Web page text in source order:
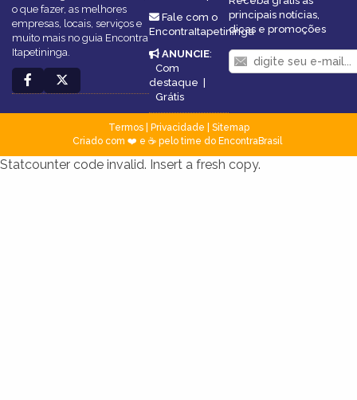
o que fazer, as melhores
empresas, locais, serviços e
muito mais no guia Encontra
Itapetininga.
Fale com o
EncontraItapetininga
ANUNCIE:
Com
destaque
Grátis
principais notícias,
dicas e promoções
Termos| Privacidade
Sitemap
Criado com ❤️ e ☕ pelo time do EncontraBrasil
Statcounter code invalid. Insert a fresh copy.